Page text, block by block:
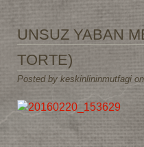
UNSUZ YABAN
TORTE)
Posted by keskinlininmutfagi